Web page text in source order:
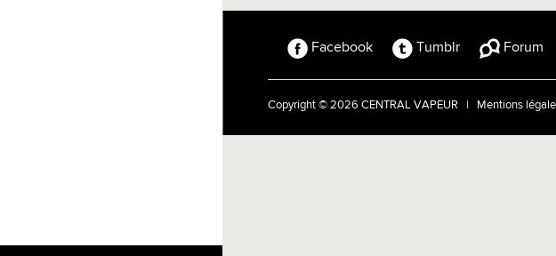
Facebook Tumblr Forum
Copyright © 2026 CENTRAL VAPEUR | Mentions